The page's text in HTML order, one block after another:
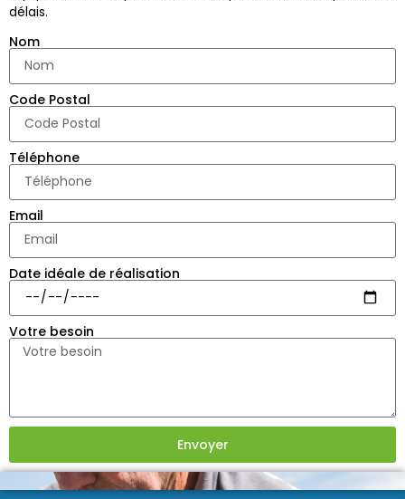
délais.
Nom
Code Postal
Téléphone
Email
Date idéale de réalisation
Votre besoin
Envoyer